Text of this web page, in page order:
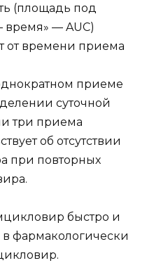
(площадь под
— AUC)
от времени приема
приеме
суточной
три приема
об отсутствии
при повторных
быстро и
фармакологически